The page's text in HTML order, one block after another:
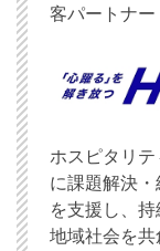
客パートナー
ホスピタリテ
に課題解決・
を支援し、
地域社会を共